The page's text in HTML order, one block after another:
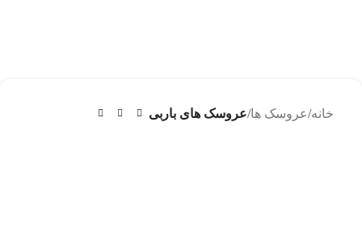
خانه عروسک ها عروسک های باربی